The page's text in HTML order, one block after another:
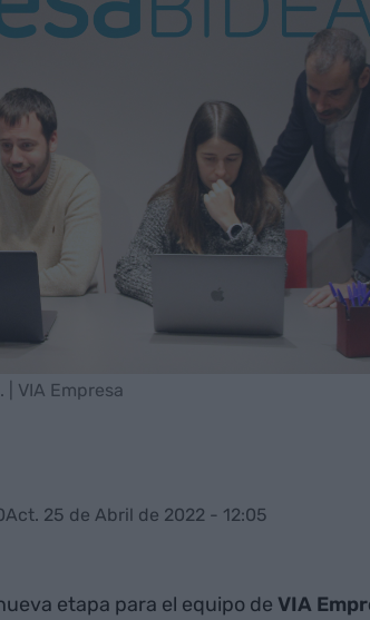
| VIA Empresa
Act. 25 de Abril de 2022 - 12:05
etapa para el equipo de VIA